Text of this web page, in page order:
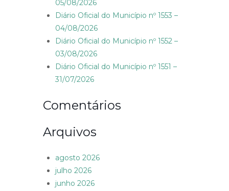
05/08/2026
Diário Oficial do Município nº 1553 –
04/08/2026
Diário Oficial do Município nº 1552 –
03/08/2026
Diário Oficial do Município nº 1551 –
31/07/2026
Comentários
Arquivos
agosto 2026
julho 2026
junho 2026